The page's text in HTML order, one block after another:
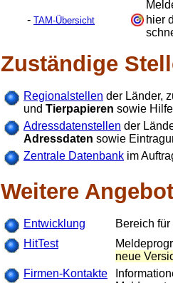
- TAM-Übersicht
hier
Zuständige
Regionalstellen der Länder,
und Tierpapieren sowie
Adressdatenstellen der
Adressdaten sowie
Zentrale Datenbank im
Weitere
Entwicklung
Bereich
HitTest
neue
Firmen-Kontakte